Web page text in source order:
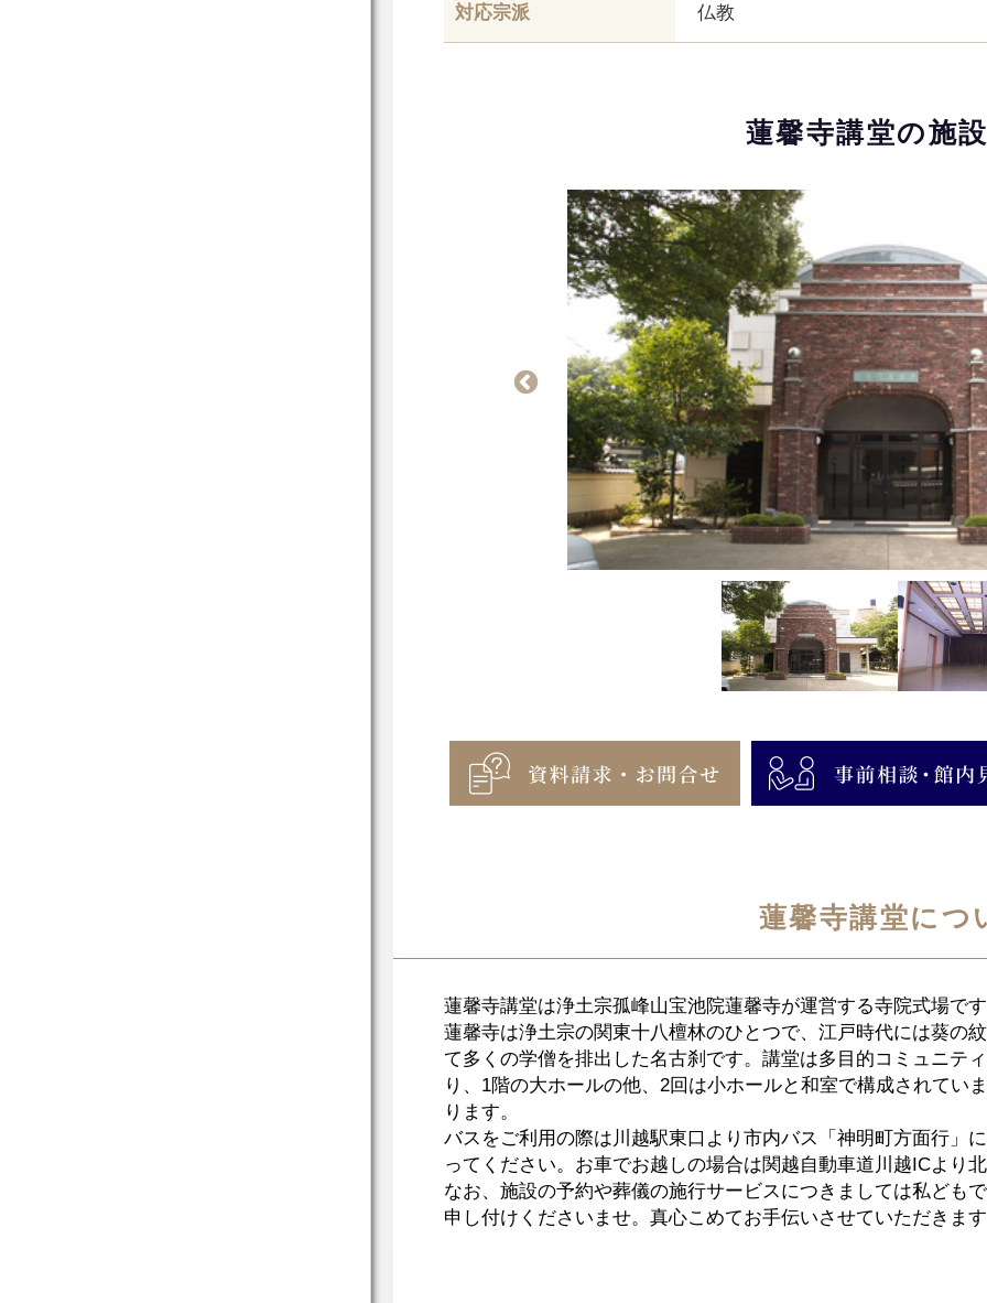
対応宗派 仏教
蓮馨寺講堂の施
蓮馨寺講堂につ
蓮馨寺講堂は浄土宗孤峰山宝池院蓮馨寺が運営する寺院式場で
蓮馨寺は浄土宗の関東十八檀林のひとつで、江戸時代には葵の
て多くの学僧を排出した名古刹です。講堂は多目的コミュニテ
り、1階の大ホールの他、2回は小ホールと和室で構成されてい
ります。
バスをご利用の際は川越駅東口より市内バス「神明町方面行」
ってください。お車でお越しの場合は関越自動車道川越ICより
なお、施設の予約や葬儀の施行サービスにつきましては私ども
申し付けくださいませ。真心こめてお手伝いさせていただきま